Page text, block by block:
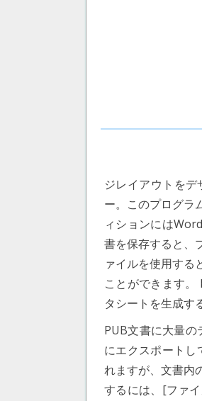
ジレイアウトを
ー。このプログラ
ィションには
書を保存すると、
ァイルを使用する
ことができます
タシートを生成す
PUB文書に大量
にエクスポート
れますが、文書内
するには、[ファ